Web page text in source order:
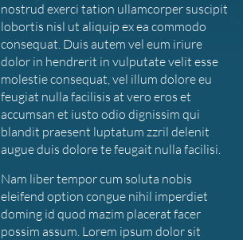
nostrud exerci tation ullamcorper suscipit
lobortis nisl ut aliquip ex ea commodo
consequat. Duis autem vel eum iriure
dolor in hendrerit in vulputate velit esse
molestie consequat, vel illum dolore eu
feugiat nulla facilisis at vero eros et
accumsan et iusto odio dignissim qui
blandit praesent luptatum zzril delenit
augue duis dolore te feugait nulla facilisi.
Nam liber tempor cum soluta nobis
eleifend option congue nihil imperdiet
doming id quod mazim placerat facer
possim assum. Lorem ipsum dolor sit